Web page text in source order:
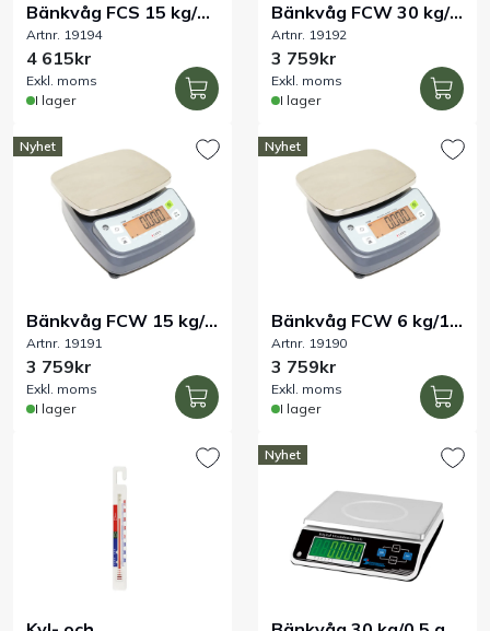
Varumärken
Outlet
Om Bakers
Kundtjänst
Bänkvåg FCS 15 kg/2
g IP68 rostfri
Artnr. 19194
4 615kr
Exkl. moms
I lager
Bänkvåg FCW 30 kg/5
g IP68 ABS
Artnr. 19192
3 759kr
Exkl. moms
I lager
Nyhet
Bänkvåg FCW 15 kg/2
g IP68 ABS
Artnr. 19191
3 759kr
Exkl. moms
I lager
Nyhet
Bänkvåg FCW 6 kg/1
g IP68 ABS
Artnr. 19190
3 759kr
Exkl. moms
I lager
Nyhet